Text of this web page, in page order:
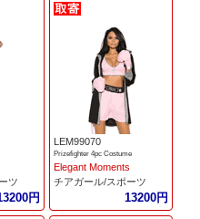
ツ
円
LEM99070
Prizefighter 4pc Costume
Elegant Moments
チアガール/スポーツ
13200円